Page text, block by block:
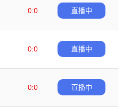
0:0
直播中
0:0
直播中
0:0
直播中